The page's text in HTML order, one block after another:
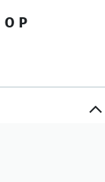
O P